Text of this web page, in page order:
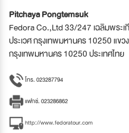
Pitchaya Pongtemsuk
Fedora Co.,Ltd 33/247 เฉลิมพระเ
ประเวศ กรุงเทพมหานคร 10250 แขว
กรุงเทพมหานคร 10250 ประเทศไทย
โทร. 023287794
แฟกซ์. 023286862
http://www.fedoratour.com